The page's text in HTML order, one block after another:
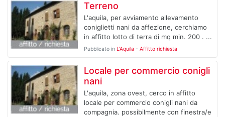
Terreno
L'aquila, per avviamento allevamento
coniglietti nani da affezione, cerchiamo
in affitto lotto di terra di mq min. 200 . ...
Pubblicato in L'Aquila - Affitto richiesta
Locale per commercio conigli
nani
L'aquila, zona ovest, cerco in affitto
locale per commercio conigli nani da
compagnia. possibilmente con finestra/e